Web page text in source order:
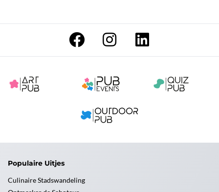
Populaire Uitjes
Culinaire Stadswandeling